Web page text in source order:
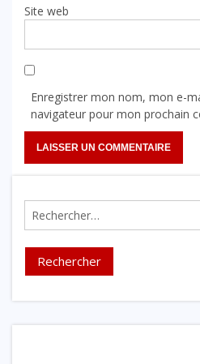
Site web
Enregistrer mon nom, mon e-
navigateur pour mon prochain
Rechercher :